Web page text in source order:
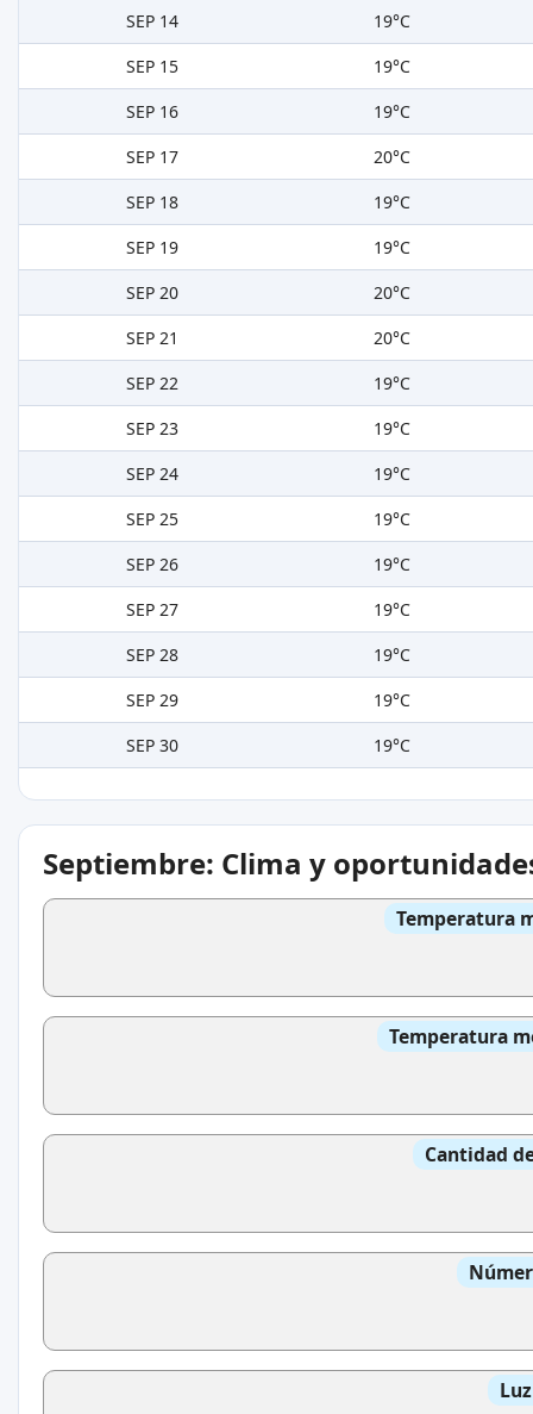
SEP 14
19°C
SEP 15
19°C
SEP 16
19°C
SEP 17
20°C
SEP 18
19°C
SEP 19
19°C
SEP 20
20°C
SEP 21
20°C
SEP 22
19°C
SEP 23
19°C
SEP 24
19°C
SEP 25
19°C
SEP 26
19°C
SEP 27
19°C
SEP 28
19°C
SEP 29
19°C
SEP 30
19°C
Septiembre: Clima y
Temperatura
Temperatura
Cantidad